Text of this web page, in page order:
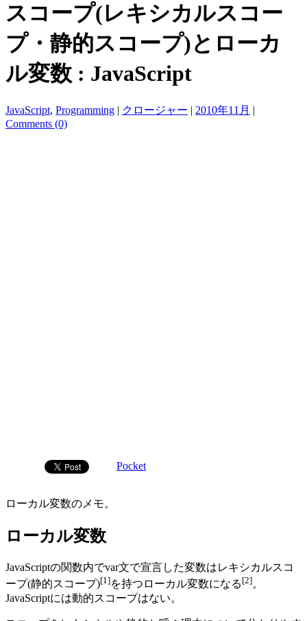
スコープ(レキシカルスコー
プ・静的スコープ)とローカ
ル変数 : JavaScript
JavaScript, Programming | クロージャー | 2010年11月 |
Comments (0)
Pocket
ローカル変数のメモ。
ローカル変数
JavaScriptの関数内でvar文で宣言した変数はレキシカルスコ
ープ(静的スコープ)[1]を持つローカル変数になる [2]。
JavaScriptには動的スコープはない。